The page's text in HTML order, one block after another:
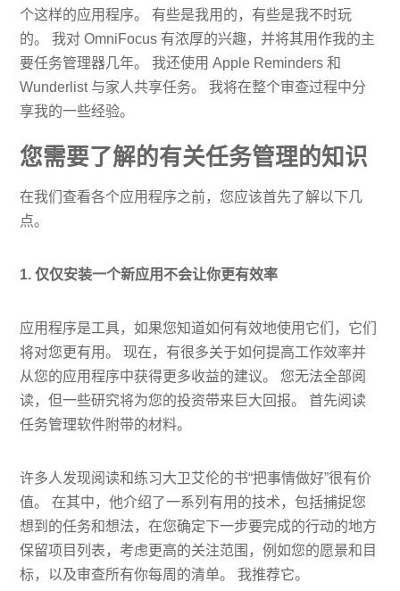
个这样的应用程序。 有些是我用的，有些是我不时玩
的。 我对 OmniFocus 有浓厚的兴趣，并将其用作我的主
要任务管理器几年。 我还使用 Apple Reminders 和
Wunderlist 与家人共享任务。 我将在整个审查过程中分
享我的一些经验。
您需要了解的有关任务管理的知识
在我们查看各个应用程序之前，您应该首先了解以下几
点。
1. 仅仅安装一个新应用不会让你更有效率
应用程序是工具，如果您知道如何有效地使用它们，它们
将对您更有用。 现在，有很多关于如何提高工作效率并
从您的应用程序中获得更多收益的建议。 您无法全部阅
读，但一些研究将为您的投资带来巨大回报。 首先阅读
任务管理软件附带的材料。
许多人发现阅读和练习大卫艾伦的书“把事情做好”很有价
值。 在其中，他介绍了一系列有用的技术，包括捕捉您
想到的任务和想法，在您确定下一步要完成的行动的地方
保留项目列表，考虑更高的关注范围，例如您的愿景和目
标，以及审查所有你每周的清单。 我推荐它。